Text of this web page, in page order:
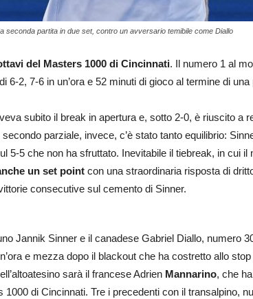
seconda partita in due set, contro un avversario temibile come Diallo
del Masters 1000 di Cincinnati. Il numero 1 al
6-2, 7-6 in un’ora e 52 minuti di gioco al termine di
subito il break in apertura e, sotto 2-0, è riuscito a
parziale, invece, c’è stato tanto equilibrio:
5-5 che non ha sfruttato. Inevitabile il tiebreak, in cui il
un set point con una straordinaria risposta di
consecutive sul cemento di Sinner.
Jannik Sinner e il canadese Gabriel Diallo, numero
e mezza dopo il blackout che ha costretto allo
sarà il francese Adrien Mannarino, che
di Cincinnati. Tre i precedenti con il transalpino,